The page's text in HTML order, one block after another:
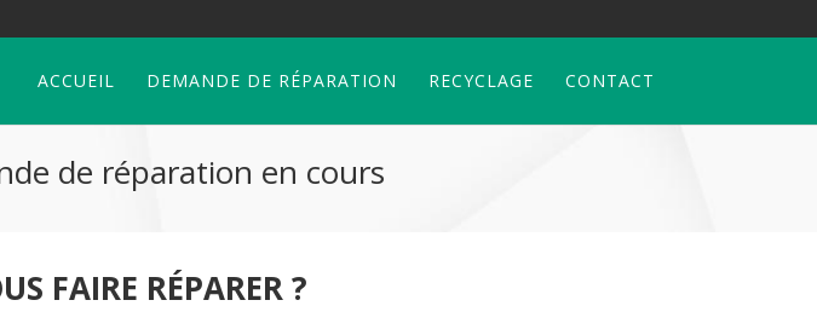
ACCUEIL DEMANDE DE RÉPARATION RECYCLAGE CONTACT
de réparation en cours
FAIRE RÉPARER ?